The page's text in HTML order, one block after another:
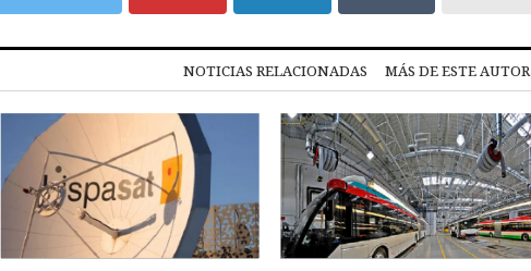
NOTICIAS RELACIONADAS MÁS DE ESTE AUTOR